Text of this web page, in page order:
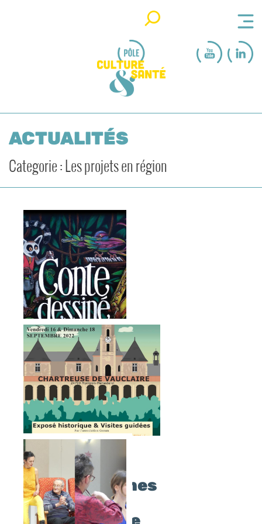
ACTUALITÉS
Categorie : Les projets en région
CONTES ET
DESSINS
EN CHEMIN
Journées
Européennes
du